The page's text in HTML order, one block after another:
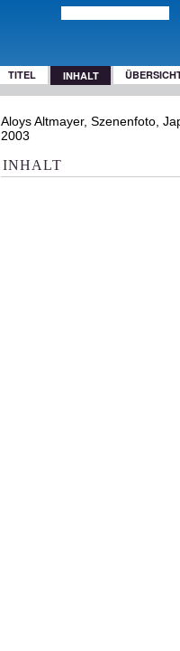
TITEL INHALT
Aloys Altmayer, Szenenfoto,
2003
INHALT